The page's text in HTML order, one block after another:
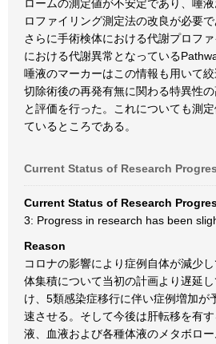
ロームの測定値が不安定であり、唾
ロファイリング測定法の改良が必要で
さらに手術検体における代謝プロフ
における代謝異常となっている
唾液のマーカーはこの情報も用いて
切除術後の再発有無に関わる特異性
と評価を行った。これについても測
ているところである。
Current Status of Research
Current Status of Research
3: Progress in research has been
Reason
コロナの影響により症例自体が減少
体集積について当初の計画より遅延
け、5類感染症移行に伴い症例増加が
速させる。そして今後は肝転移を有
液、血液および各種体液のメタボロ